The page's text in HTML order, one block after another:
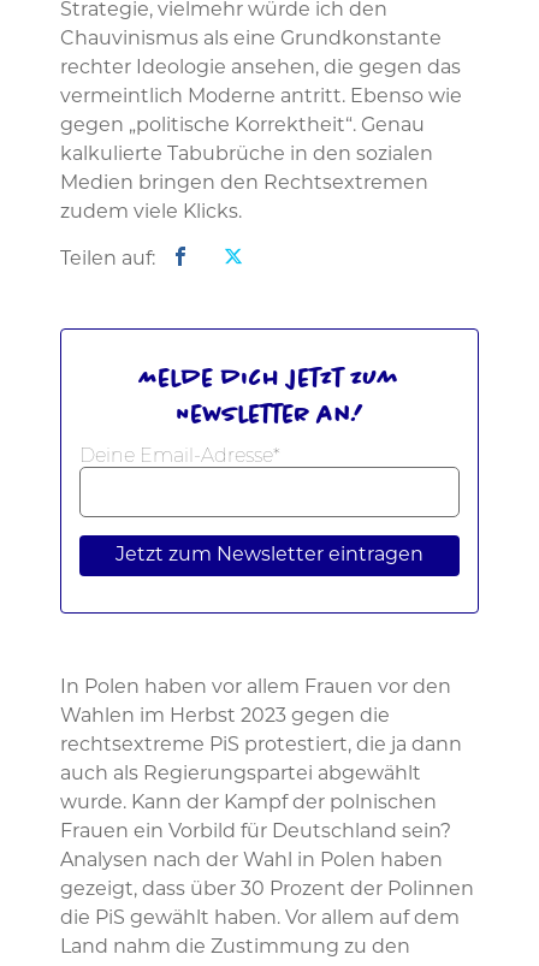
Strategie, vielmehr würde ich den
Chauvinismus als eine Grundkonstante
rechter Ideologie ansehen, die gegen das
vermeintlich Moderne antritt. Ebenso wie
gegen „politische Korrektheit“. Genau
kalkulierte Tabubrüche in den sozialen
Medien bringen den Rechtsextremen
zudem viele Klicks.
Teilen auf:
Melde dich jetzt zum
Newsletter an!
Deine Email-Adresse*
Jetzt zum Newsletter eintragen
In Polen haben vor allem Frauen vor den
Wahlen im Herbst 2023 gegen die
rechtsextreme PiS protestiert, die ja dann
auch als Regierungspartei abgewählt
wurde. Kann der Kampf der polnischen
Frauen ein Vorbild für Deutschland sein?
Analysen nach der Wahl in Polen haben
gezeigt, dass über 30 Prozent der Polinnen
die PiS gewählt haben. Vor allem auf dem
Land nahm die Zustimmung zu den